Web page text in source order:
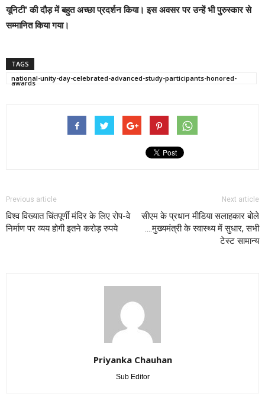
यूनिटी’ की दौड़ में बहुत अच्छा प्रदर्शन किया। इस अवसर पर उन्हें भी पुरुस्कार से
सम्मानित किया गया।
TAGS
national-unity-day-celebrated-advanced-study-participants-honored-
awards
Previous article
विश्व विख्यात चिंतपूर्णी मंदिर के लिए रोप-वे
निर्माण पर व्यय होगी इतने करोड़ रुपये
Next article
सीएम के प्रधान मीडिया सलाहकार बोले
….मुख्यमंत्री के स्वास्थ्य में सुधार, सभी
टेस्ट सामान्य
Priyanka Chauhan
Sub Editor